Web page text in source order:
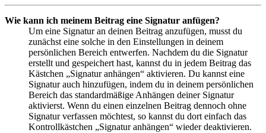
Wie kann ich meinem Beitrag eine Signatur anfügen?
Um eine Signatur an deinen Beitrag anzufügen, musst du
zunächst eine solche in den Einstellungen in deinem
persönlichen Bereich entwerfen. Nachdem du die Signatur
erstellt und gespeichert hast, kannst du in jedem Beitrag das
Kästchen „Signatur anhängen“ aktivieren. Du kannst eine
Signatur auch hinzufügen, indem du in deinem persönlichen
Bereich das standardmäßige Anhängen deiner Signatur
aktivierst. Wenn du einen einzelnen Beitrag dennoch ohne
Signatur verfassen möchtest, so kannst du dort einfach das
Kontrollkästchen „Signatur anhängen“ wieder deaktivieren.